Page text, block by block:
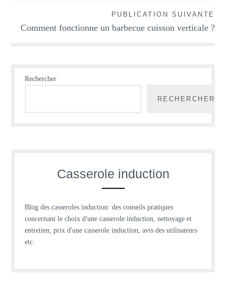
PUBLICATION SUIVANTE
Comment fonctionne un barbecue cuisson verticale ?
Rechercher
RECHERCHER
Casserole induction
Blog des casseroles induction: des conseils pratiques
concernant le choix d'une casserole induction, nettoyage et
entretien, prix d'une casserole induction, avis des utilisateurs
etc.